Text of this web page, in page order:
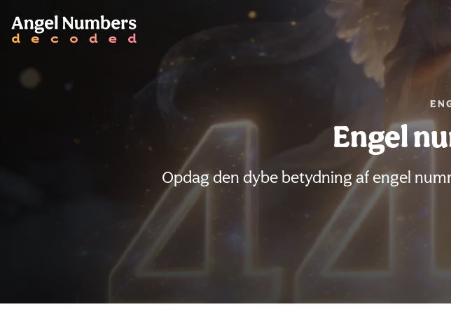
Engel
Opdag den dybe betydning af engel